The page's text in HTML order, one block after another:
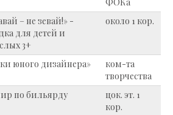
– не зевай!» -
для детей и
3+
около 1 кор.
юного дизайнера»
ком-та
творчества
по бильярду
цок. эт. 1
кор.